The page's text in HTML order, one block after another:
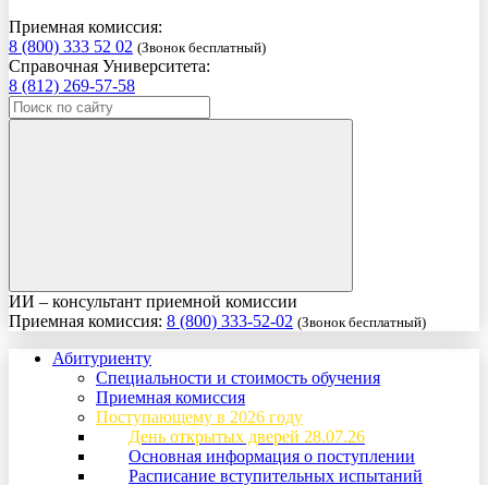
Приемная комиссия:
8 (800) 333 52 02 (Звонок бесплатный)
Справочная Университета:
8 (812) 269-57-58
ИИ – консультант приемной комиссии
Приемная комиссия: 8 (800) 333-52-02 (Звонок бесплатный)
Абитуриенту
Специальности и стоимость обучения
Приемная комиссия
Поступающему в 2026 году
День открытых дверей 28.07.26
Основная информация о поступлении
Расписание вступительных испытаний